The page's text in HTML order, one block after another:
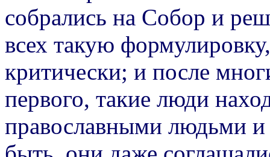
собрались на Собор и
всех такую
критически; и после
первого, такие люди
православными людьми и